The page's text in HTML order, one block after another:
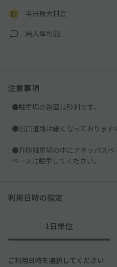
当日最大料金
再入庫可能
注意事項
●駐車場の路面は砂利です。
●出口道路は細くなっております
●月極駐車場の中にアキッパスペ
ペースに駐車してください。
利用日時の指定
1日単位
ご利用日時を選択してください